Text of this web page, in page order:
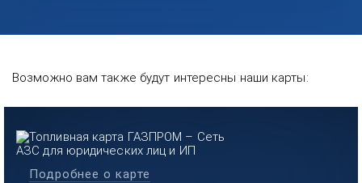
Возможно вам также будут интересны наши карты:
Подробнее о карте